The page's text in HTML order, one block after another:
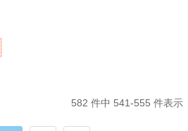
582 件中 541-555 件表示